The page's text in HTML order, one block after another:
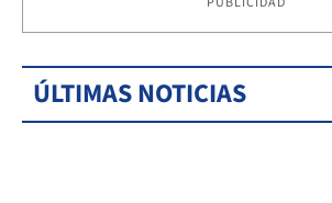
ÚLTIMAS NOTICIAS